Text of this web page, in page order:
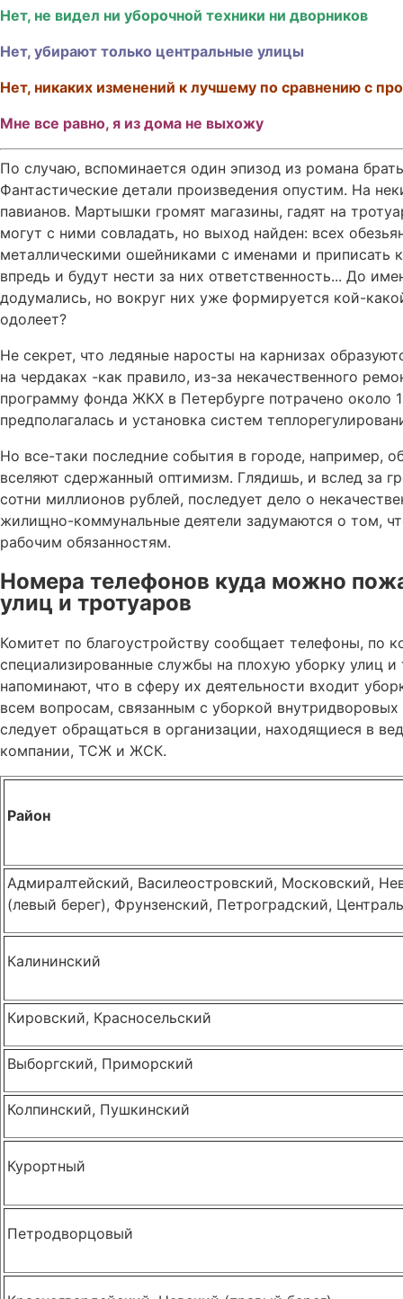
Нет, не видел ни уборочной техники ни дворников
Нет, убирают только центральные улицы
Нет, никаких изменений к лучшему по сравнению с
Мне все равно, я из дома не выхожу
По случаю, вспоминается один эпизод из романа
Фантастические детали произведения опустим. На
павианов. Мартышки громят магазины, гадят на
могут с ними совладать, но выход найден: всех
металлическими ошейниками с именами и приписать
впредь и будут нести за них ответственность... До
додумались, но вокруг них уже формируется кой-
одолеет?
Не секрет, что ледяные наросты на карнизах
на чердаках -как правило, из-за некачественного
программу фонда ЖКХ в Петербурге потрачено около
предполагалась и установка систем
Но все-таки последние события в городе, например,
вселяют сдержанный оптимизм. Глядишь, и вслед за
сотни миллионов рублей, последует дело о
жилищно-коммунальные деятели задумаются о том,
рабочим обязанностям.
Номера телефонов куда можно
улиц и тротуаров
Комитет по благоустройству сообщает телефоны, по
специализированные службы на плохую уборку улиц
напоминают, что в сферу их деятельности входит
всем вопросам, связанным с уборкой
следует обращаться в организации, находящиеся в
компании, ТСЖ и ЖСК.
Район
Адмиралтейский, Василеостровский, Московский,
(левый берег), Фрунзенский, Петроградский,
Калининский
Кировский, Красносельский
Выборгский, Приморский
Колпинский, Пушкинский
Курортный
Петродворцовый